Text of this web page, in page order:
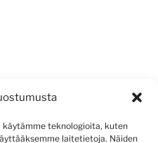
käytämme teknologioita, kuten
laitetietoja. Näiden